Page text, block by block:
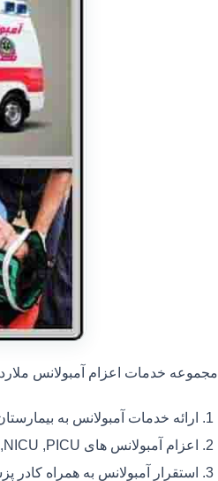
مجموعه خدمات اعزام آمبولانس ملارد
ارائه خدمات آمبولانس به
اعزام آمبولانس های ICU ,NICU ,PICU و CCU جهت انتقال بیماران با شرایط خاص
استقرار آمبولانس به همراه